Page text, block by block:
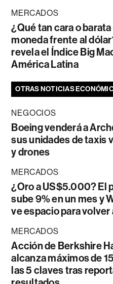
MERCADOS
¿Qué tan cara o
moneda frente al
revela el Índice Big
América Latina
OTRAS NOTICIAS
NEGOCIOS
Boeing venderá a
sus unidades de taxis
y drones
MERCADOS
¿Oro a US$5.000? El
sube 9% en un mes y
ve espacio para volver
MERCADOS
Acción de Berkshire
alcanza máximos de
las 5 claves tras